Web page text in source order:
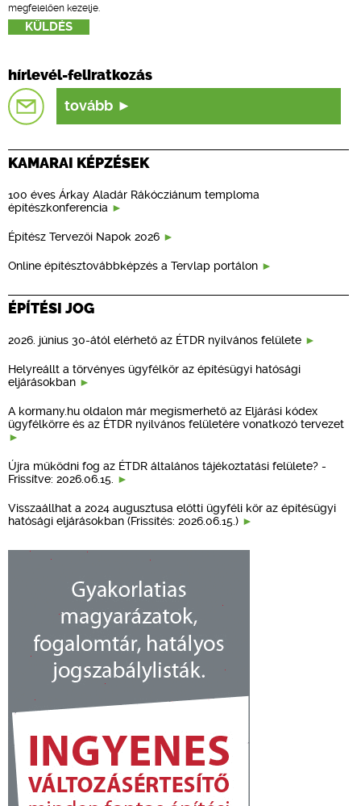
megfelelően kezelje.
hírlevél-feliratkozás
tovább
KAMARAI KÉPZÉSEK
100 éves Árkay Aladár Rákócziánum temploma
építészkonferencia
Építész Tervezői Napok 2026
Online építésztovábbképzés a Tervlap portálon
ÉPÍTÉSI JOG
2026. június 30-ától elérhető az ÉTDR nyilvános felülete
Helyreállt a törvényes ügyfélkör az építésügyi hatósági
eljárásokban
A kormany.hu oldalon már megismerhető az Eljárási kódex
ügyfélkörre és az ÉTDR nyilvános felületére vonatkozó tervezet
Újra működni fog az ÉTDR általános tájékoztatási felülete? -
Frissítve: 2026.06.15.
Visszaállhat a 2024 augusztusa előtti ügyféli kör az építésügyi
hatósági eljárásokban (Frissítés: 2026.06.15.)